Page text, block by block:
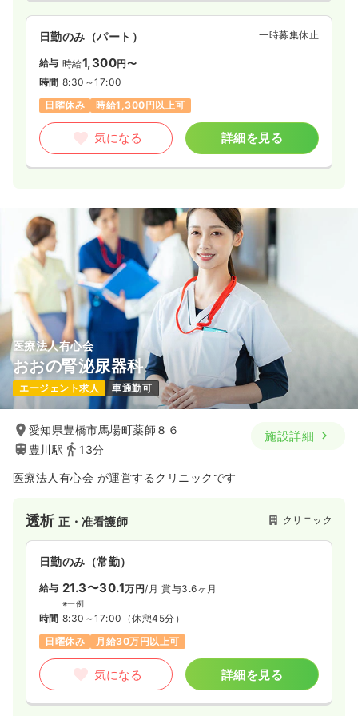
日勤のみ（パート） 一時募集休止
給与 時給1,300円〜
時間 8:30～17:00
日曜休み
時給1,300円以上可
気になる 詳細を見る
医療法人有心会
おおの腎泌尿器科
エージェント求人 車通勤可
愛知県豊橋市馬場町薬師８６
豊川駅
13分
施設詳細
医療法人有心会 が運営するクリニックです
透析正・准看護師 クリニック
日勤のみ（常勤）
給与 21.3〜30.1万円/月 賞与3.6ヶ月
※一例
時間 8:30～17:00 （休憩45分）
日曜休み
月給30万円以上可
気になる 詳細を見る